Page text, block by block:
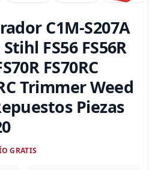
C1M-S207A
FS56 FS56R
FS70RC
Trimmer Weed
Piezas
GRATIS